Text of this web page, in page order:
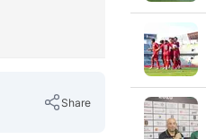
Share